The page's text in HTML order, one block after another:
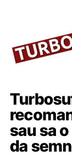
sau sa
da